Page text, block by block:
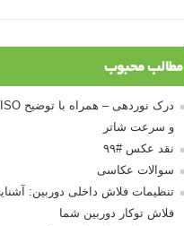
مطالب محبوب
و سرعت شاتر
نقد عکس #۹۹
سوالات عکاسی
تنظیمات فلاش داخلی دوربین:
فلاش توکار دوربین شما